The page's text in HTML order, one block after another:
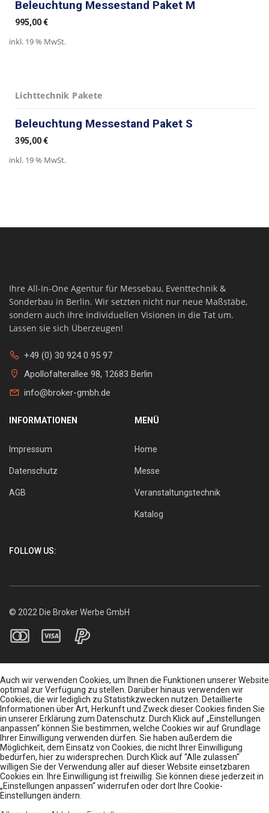
Beleuchtung Messestand Paket M
995,00€
inkl. 19 % MwSt.
Lichttechnik Pakete
Beleuchtung Messestand Paket S
395,00€
inkl. 19 % MwSt.
Ihre All-In-One Agentur für Messebau, Eventtechnik &
Sonderbau in Berlin. Wir setzten nicht nur neue Maßstäbe,
sondern auch ihre individuellen Visionen in die Tat um.
Lassen sie sich Überzeugen!
+49 (0) 30 924 0 95 97
Apollofalterallee 98, 12683 Berlin
info@broker-gmbh.de
INFORMATIONEN
Impressum
Datenschutz
AGB
MENÜ
Home
Messe
Veranstaltungstechnik
Katalog
FOLLOW US:
© 2022 Die Broker Werbe GmbH
Auch wir verwenden Cookies, um Ihnen die Funktionen unserer Website
optimal zur Verfügung zu stellen. Darüber hinaus verwenden wir
Cookies, die wir lediglich zu Statistikzwecken nutzen. Detaillierte
Informationen über Art, Herkunft und Zweck dieser Cookies finden Sie
in unserer Erklärung zum Datenschutz. Durch Klick auf „Einstellungen
anpassen“ können Sie bestimmen, welche Cookies wir auf Grundlage
Ihrer Einwilligung verwenden dürfen. Sie haben außerdem die
Möglichkeit, dem Einsatz von Cookies, die nicht Ihrer Einwilligung
bedürfen, hier zu widersprechen. Durch Klick auf “Alle zulassen“
willigen Sie der Verwendung aller auf dieser Website einsetzbaren
Cookies ein. Ihre Einwilligung ist freiwillig. Sie können diese jederzeit in
„Einstellungen anpassen“ widerrufen oder dort Ihre Cookie-
Einstellungen ändern.